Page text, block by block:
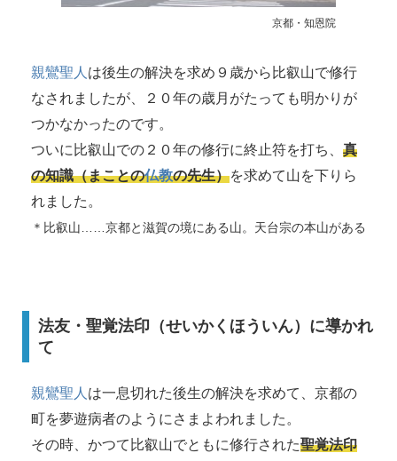
京都・知恩院
親鸞聖人 は後生の解決を求め９歳から比叡山で修行
なされましたが、２０年の歳月がたっても明かりが
つかなかったのです。
ついに比叡山での２０年の修行に終止符を打ち、 真
の知識（まことの仏教の先生）を求めて山を下りら
れました。
＊比叡山……京都と滋賀の境にある山。天台宗の本山がある
法友・聖覚法印（せいかくほういん）に導かれ
て
親鸞聖人 は一息切れた後生の解決を求めて、京都の
町を夢遊病者のようにさまよわれました。
その時、かつて比叡山でともに修行された聖覚法印